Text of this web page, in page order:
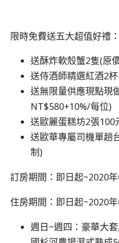
限時免費送五大超值好禮：
送酥炸軟殼蟹2隻(原
送侍酒師精選紅酒2杯
送無限量供應現點現
NT$580+10%/每位)
送歐麗蛋糕坊2張100
送歐華專屬司機單趟
制)
訂房期間：即日起~2020
住房期間：即日起~2020
週日~週四：豪華大